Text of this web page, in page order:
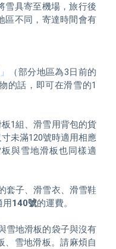
雪具寄至機場，旅行後
區不同，寄達時間會有
（部分地區為3日前的
的話，即可在滑雪的1
1組、滑雪用背包的貨
未滿120號時適用相應
與雪地滑板也同樣適
套子、滑雪衣、滑雪鞋
用140號的運費。
雪地滑板的袋子與沒有
、雪地滑板。請麻煩自